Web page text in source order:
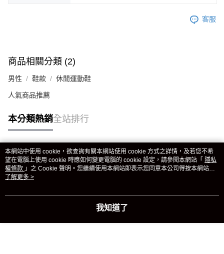
客服
商品相關分類 (2)
男性 鞋款 休閒運動鞋
人氣商品推薦
本分類熱銷全站排行
熱門標籤
本網站中使用 cookie，欲查詢有關本網站使用 cookie 方式之詳情，及若您不希
望在電腦上使用 cookie 時應如何變更電腦的 cookie 設定，請參閱本網站「 隱私
權條款 」之 Cookie 聲明。您繼續使用本網站即表示您同意本公司得按本網站使
用條款之 Cookie 聲明使用 cookie。
了解更多 >
我知道了